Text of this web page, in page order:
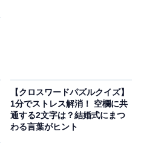
【クロスワードパズルクイズ】
1分でストレス解消！ 空欄に共
通する2文字は？結婚式にまつ
わる言葉がヒント